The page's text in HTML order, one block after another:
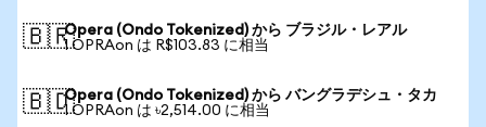
🇧🇷Opera (Ondo Tokenized) から ブラジル・レアル
1 OPRAon は R$103.83 に相当
🇧🇩Opera (Ondo Tokenized) から バングラデシュ・タカ
1 OPRAon は ৳2,514.00 に相当